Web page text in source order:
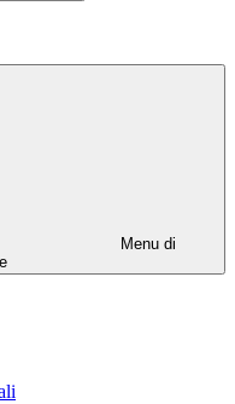
Menu di